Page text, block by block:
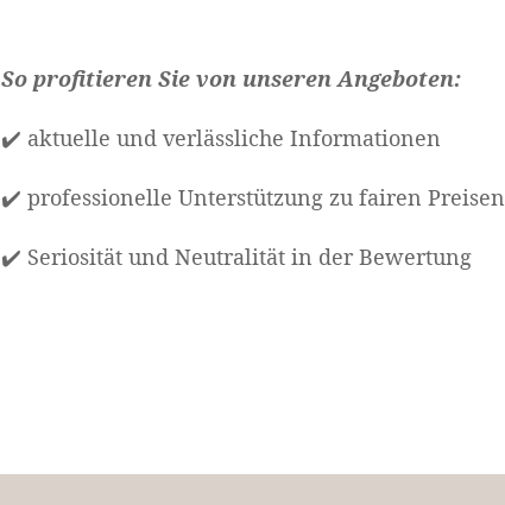
So profitieren Sie von unseren Angeboten:
✔️ aktuelle und verlässliche Informationen
✔️ professionelle Unterstützung zu fairen Preisen
✔️ Seriosität und Neutralität in der Bewertung